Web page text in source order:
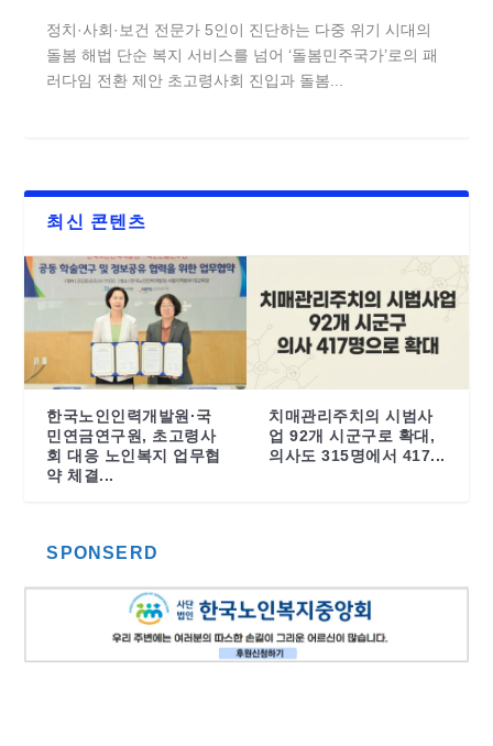
정치·사회·보건 전문가 5인이 진단하는 다중 위기 시대의
돌봄 해법 단순 복지 서비스를 넘어 ‘돌봄민주국가’로의 패
러다임 전환 제안 초고령사회 진입과 돌봄...
최신 콘텐츠
한국노인인력개발원·국
민연금연구원, 초고령사
회 대응 노인복지 업무협
약 체결...
치매관리주치의 시범사
업 92개 시군구로 확대,
의사도 315명에서 417...
SPONSERD